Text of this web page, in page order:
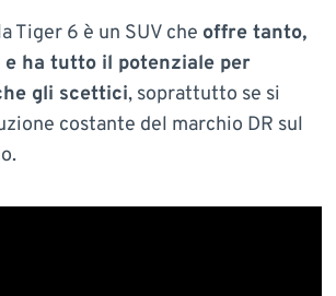
Tiger 6 è un SUV che offre tanto,
ha tutto il potenziale per
gli scettici, soprattutto se si
costante del marchio DR sul